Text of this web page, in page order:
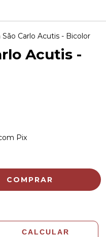
Carlo Acutis - Bicolor
Acutis -
Pix
CALCULAR